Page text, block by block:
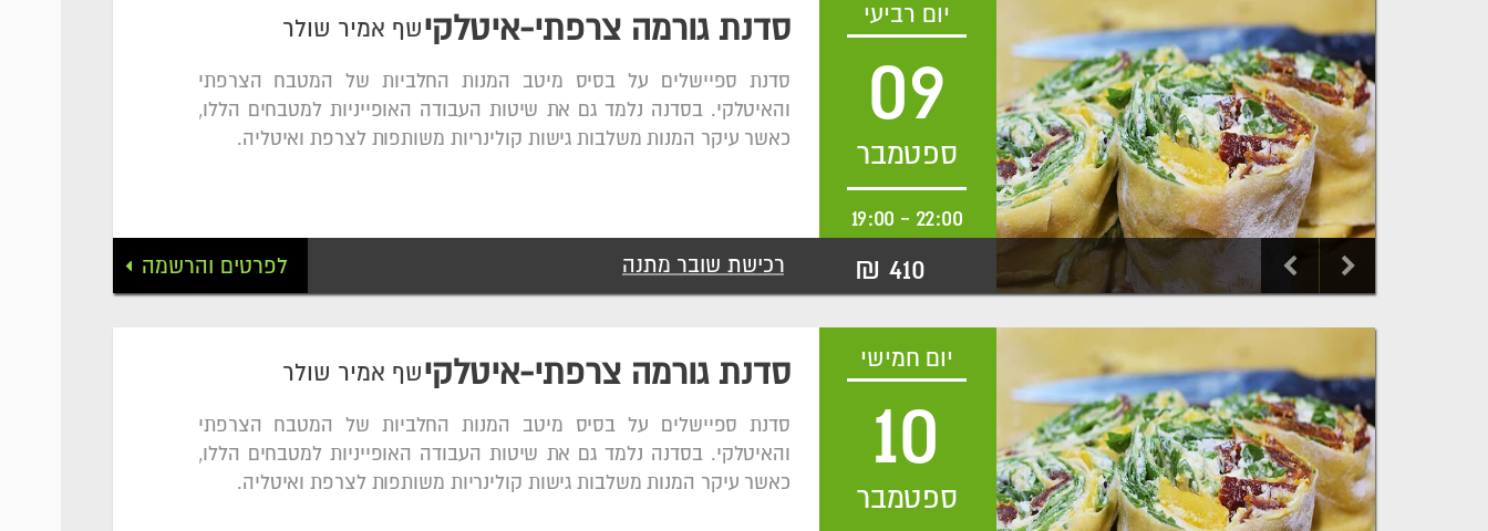
יום רביעי
09
ספטמבר
22:00
-
19:00
סדנת גורמה צרפתי-איטלקישף אמיר שולר
סדנת ספיישלים על בסיס מיטב המנות החלביות של המטבח הצרפתי
והאיטלקי. בסדנה נלמד גם את שיטות העבודה האופייניות למטבחים הללו,
כאשר עיקר המנות משלבות גישות קולינריות משותפות לצרפת ואיטליה.
410 ₪ רכישת שובר מתנה לפרטים והרשמה
יום חמישי
10
ספטמבר
סדנת גורמה צרפתי-איטלקישף אמיר שולר
סדנת ספיישלים על בסיס מיטב המנות החלביות של המטבח הצרפתי
והאיטלקי. בסדנה נלמד גם את שיטות העבודה האופייניות למטבחים הללו,
כאשר עיקר המנות משלבות גישות קולינריות משותפות לצרפת ואיטליה.